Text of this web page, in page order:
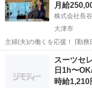
月給
株式会社長
大津市
主婦(夫)の働くを応援！ [勤務日数]： 週5日~ 09:30~18:00 [勤務地・最
寄駅]： 滋賀県大津市大萱1丁
スーツセ
日1h〜
時給1,210